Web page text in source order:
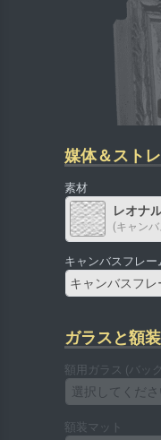
媒体＆スト
素材
レオナ
(キャン
キャンバスフレー
キャンバスフレ
ガラスと額
額用ガラス (バッ
選択してくださ
額装マット